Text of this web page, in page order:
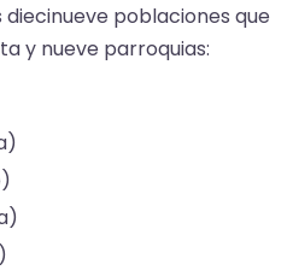
poblaciones que
y nueve parroquias: